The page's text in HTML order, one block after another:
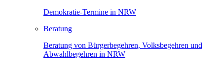
Demokratie-Termine in NRW
Beratung
Beratung von Bürgerbegehren, Volksbegehren und
Abwahlbegehren in NRW